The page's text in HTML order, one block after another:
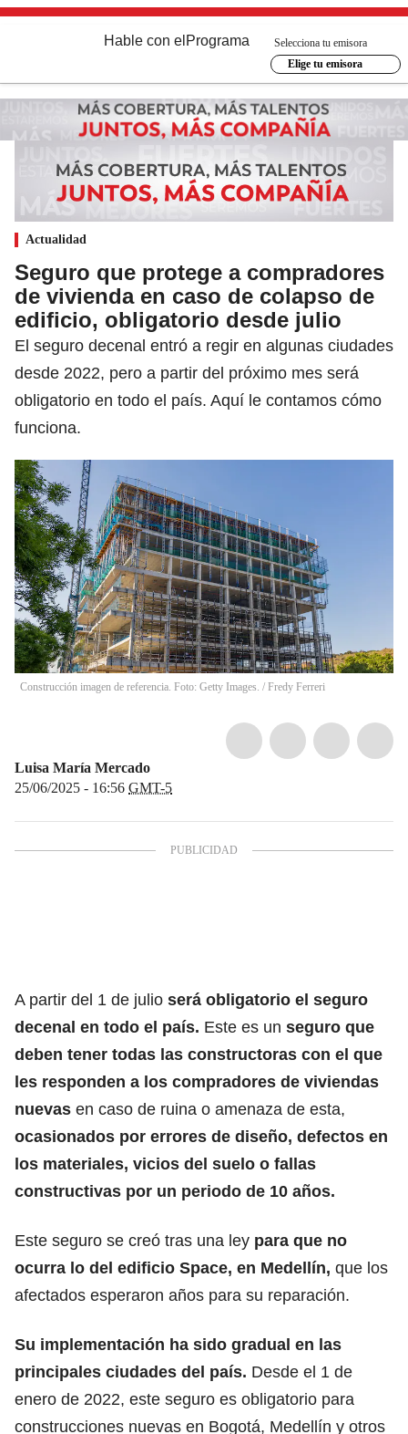
Hable con el Programa
Selecciona tu emisora
Elige tu emisora
Actualidad
Seguro que protege a compradores
de vivienda en caso de colapso de
edificio, obligatorio desde julio
El seguro decenal entró a regir en algunas ciudades
desde 2022, pero a partir del próximo mes será
obligatorio en todo el país. Aquí le contamos cómo
funciona.
Construcción imagen de referencia. Foto: Getty Images. / Fredy Ferreri
Luisa María Mercado
25/06/2025 - 16:56 GMT-5
A partir del 1 de julio será obligatorio el seguro
decenal en todo el país. Este es un seguro que
deben tener todas las constructoras con el que
les responden a los compradores de viviendas
nuevas en caso de ruina o amenaza de esta,
ocasionados por errores de diseño, defectos en
los materiales, vicios del suelo o fallas
constructivas por un periodo de 10 años.
Este seguro se creó tras una ley para que no
ocurra lo del edificio Space, en Medellín, que los
afectados esperaron años para su reparación.
Su implementación ha sido gradual en las
principales ciudades del país. Desde el 1 de
enero de 2022, este seguro es obligatorio para
construcciones nuevas en Bogotá, Medellín y otros